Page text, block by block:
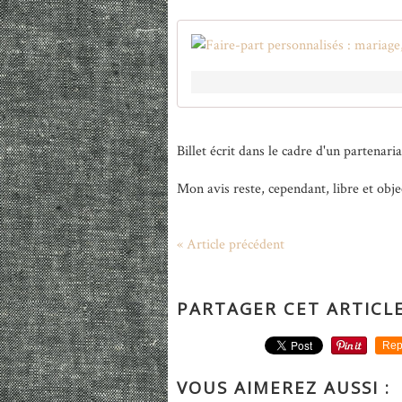
Billet écrit dans le cadre d'un
Mon avis reste, cependant, libre et
« Article précédent
PARTAGER CET
VOUS AIMEREZ AUSSI :